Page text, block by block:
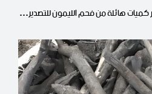
هائلة من فحم الليمون للتصدير…